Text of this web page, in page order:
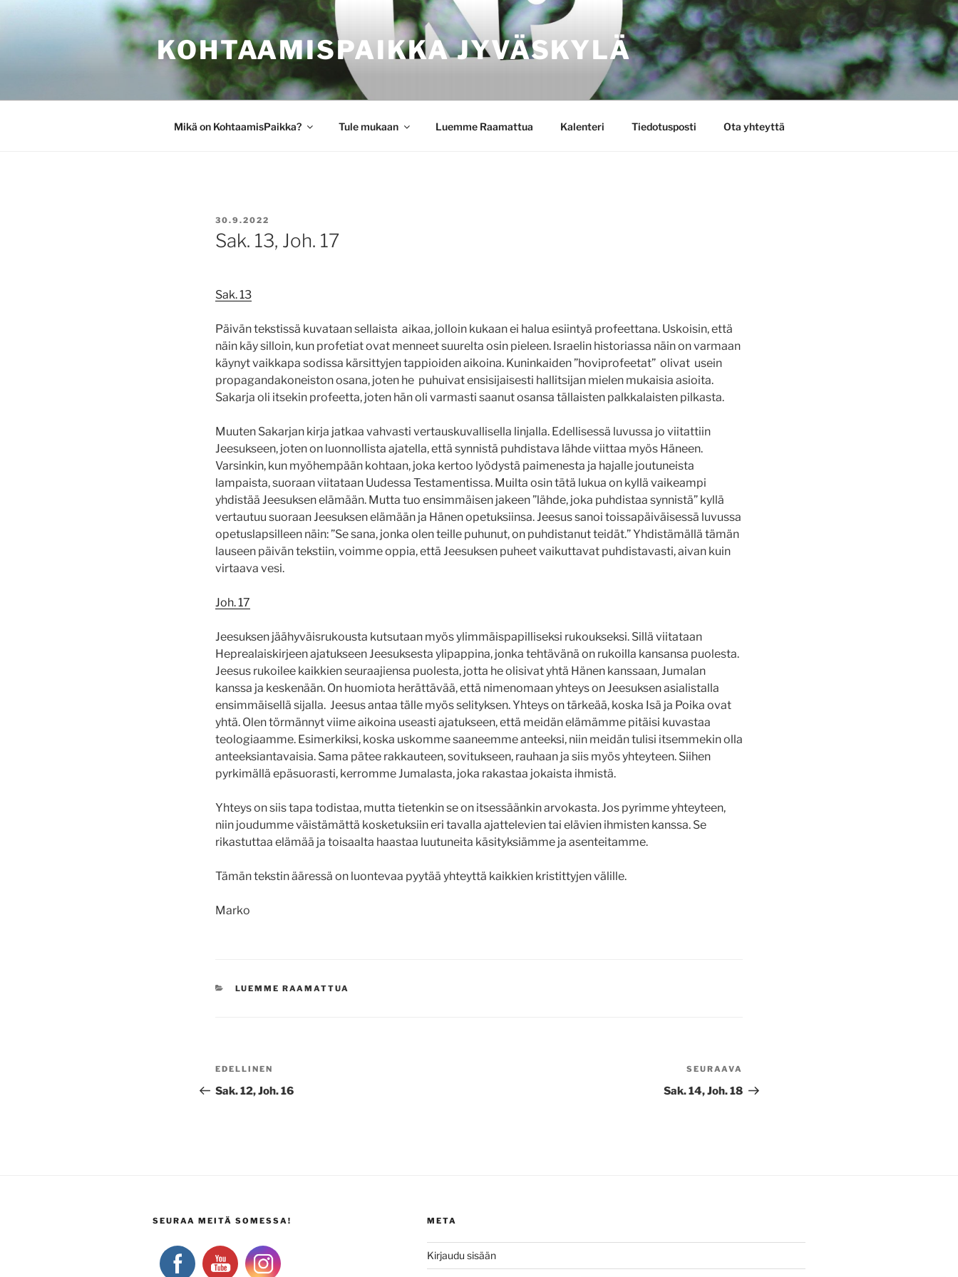
KOHTAAMISPAIKKA JYVÄSKYLÄ
Mikä on KohtaamisPaikka? Tule mukaan Luemme Raamattua Kalenteri Tiedotusposti Ota yhteyttä
JULKAISTU
30.9.2022
Sak. 13, Joh. 17
Sak. 13
Päivän tekstissä kuvataan sellaista aikaa, jolloin kukaan ei halua esiintyä profeettana. Uskoisin, että
näin käy silloin, kun profetiat ovat menneet suurelta osin pieleen. Israelin historiassa näin on varmaan
käynyt vaikkapa sodissa kärsittyjen tappioiden aikoina. Kuninkaiden ”hoviprofeetat” olivat usein
propagandakoneiston osana, joten he puhuivat ensisijaisesti hallitsijan mielen mukaisia asioita.
Sakarja oli itsekin profeetta, joten hän oli varmasti saanut osansa tällaisten palkkalaisten pilkasta.
Muuten Sakarjan kirja jatkaa vahvasti vertauskuvallisella linjalla. Edellisessä luvussa jo viitattiin
Jeesukseen, joten on luonnollista ajatella, että synnistä puhdistava lähde viittaa myös Häneen.
Varsinkin, kun myöhempään kohtaan, joka kertoo lyödystä paimenesta ja hajalle joutuneista
lampaista, suoraan viitataan Uudessa Testamentissa. Muilta osin tätä lukua on kyllä vaikeampi
yhdistää Jeesuksen elämään. Mutta tuo ensimmäisen jakeen ”lähde, joka puhdistaa synnistä” kyllä
vertautuu suoraan Jeesuksen elämään ja Hänen opetuksiinsa. Jeesus sanoi toissapäiväisessä luvussa
opetuslapsilleen näin: ”Se sana, jonka olen teille puhunut, on puhdistanut teidät.” Yhdistämällä tämän
lauseen päivän tekstiin, voimme oppia, että Jeesuksen puheet vaikuttavat puhdistavasti, aivan kuin
virtaava vesi.
Joh. 17
Jeesuksen jäähyväisrukousta kutsutaan myös ylimmäispapilliseksi rukoukseksi. Sillä viitataan
Heprealaiskirjeen ajatukseen Jeesuksesta ylipappina, jonka tehtävänä on rukoilla kansansa puolesta.
Jeesus rukoilee kaikkien seuraajiensa puolesta, jotta he olisivat yhtä Hänen kanssaan, Jumalan
kanssa ja keskenään. On huomiota herättävää, että nimenomaan yhteys on Jeesuksen asialistalla
ensimmäisellä sijalla. Jeesus antaa tälle myös selityksen. Yhteys on tärkeää, koska Isä ja Poika ovat
yhtä. Olen törmännyt viime aikoina useasti ajatukseen, että meidän elämämme pitäisi kuvastaa
teologiaamme. Esimerkiksi, koska uskomme saaneemme anteeksi, niin meidän tulisi itsemmekin olla
anteeksiantavaisia. Sama pätee rakkauteen, sovitukseen, rauhaan ja siis myös yhteyteen. Siihen
pyrkimällä epäsuorasti, kerromme Jumalasta, joka rakastaa jokaista ihmistä.
Yhteys on siis tapa todistaa, mutta tietenkin se on itsessäänkin arvokasta. Jos pyrimme yhteyteen,
niin joudumme väistämättä kosketuksiin eri tavalla ajattelevien tai elävien ihmisten kanssa. Se
rikastuttaa elämää ja toisaalta haastaa luutuneita käsityksiämme ja asenteitamme.
Tämän tekstin ääressä on luontevaa pyytää yhteyttä kaikkien kristittyjen välille.
Marko
KATEGORIAT
LUEMME RAAMATTUA
Artikkelien
selaus
Edellinen
artikkeli
EDELLINEN
Sak. 12, Joh. 16
artikkeli
SEURAAVA
Sak. 14, Joh. 18
SEURAA MEITÄ SOMESSA! META
Kirjaudu sisään